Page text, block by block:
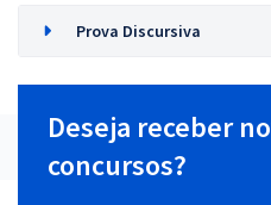
Prova Discursiva
Deseja receber
concursos?